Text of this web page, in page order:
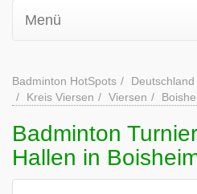
Menü
Badminton HotSpots Deutschland
Kreis Viersen
Viersen
Badminton
Hallen in